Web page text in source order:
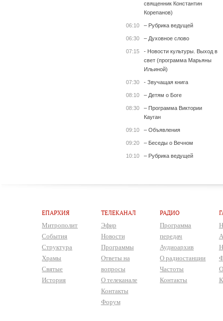
священник Константин
Корепанов)
06:10 – Рубрика ведущей
06:30 – Духовное слово
07:15
- Новости культуры. Выход в
свет (программа Марьяны
Ильиной)
07:30 - Звучащая книга
08:10 – Детям о Боге
08:30
– Программа Виктории
Кауган
09:10 – Объявления
09:20 – Беседы о Вечном
10:10 – Рубрика ведущей
ЕПАРХИЯ
Митрополит
События
Структура
Храмы
Святые
История
ТЕЛЕКАНАЛ
Эфир
Новости
Программы
Ответы на
вопросы
О телеканале
Контакты
Форум
РАДИО
Программа
передач
Аудиоархив
О радиостанции
Частоты
Контакты